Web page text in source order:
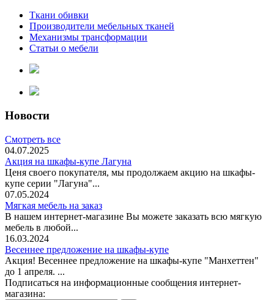
Ткани обивки
Производители мебельных тканей
Механизмы трансформации
Статьи о мебели
Новости
Смотреть все
04.07.2025
Акция на шкафы-купе Лагуна
Ценя своего покупателя, мы продолжаем акцию на шкафы-
купе серии "Лагуна"...
07.05.2024
Мягкая мебель на заказ
В нашем интернет-магазине Вы можете заказать всю мягкую
мебель в любой...
16.03.2024
Весеннее предложение на шкафы-купе
Акция! Весеннее предложение на шкафы-купе "Манхеттен"
до 1 апреля. ...
Подписаться на информационные сообщения интернет-
магазина: